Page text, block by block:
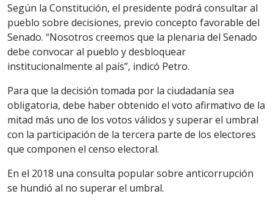
Según la Constitución, el presidente podrá consultar al
pueblo sobre decisiones, previo concepto favorable del
Senado. “Nosotros creemos que la plenaria del Senado
debe convocar al pueblo y desbloquear
institucionalmente al país”, indicó Petro.
Para que la decisión tomada por la ciudadanía sea
obligatoria, debe haber obtenido el voto afirmativo de la
mitad más uno de los votos válidos y superar el umbral
con la participación de la tercera parte de los electores
que componen el censo electoral.
En el 2018 una consulta popular sobre anticorrupción
se hundió al no superar el umbral.